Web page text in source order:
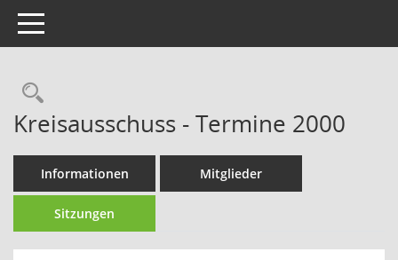
Toggle navigation
Rechercheauswahl
Kreisausschuss - Termine 2000
Informationen Mitglieder
Sitzungen